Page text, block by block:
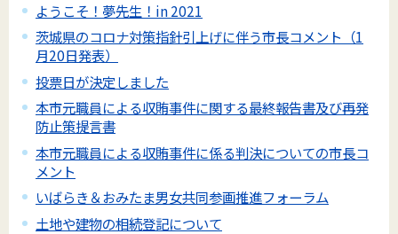
ようこそ！夢先生！in 2021
茨城県のコロナ対策指針引上げに伴う市長コメント（1
月20日発表）
投票日が決定しました
本市元職員による収賄事件に関する最終報告書及び再発
防止策提言書
本市元職員による収賄事件に係る判決についての市長コ
メント
いばらき＆おみたま男女共同参画推進フォーラム
土地や建物の相続登記について